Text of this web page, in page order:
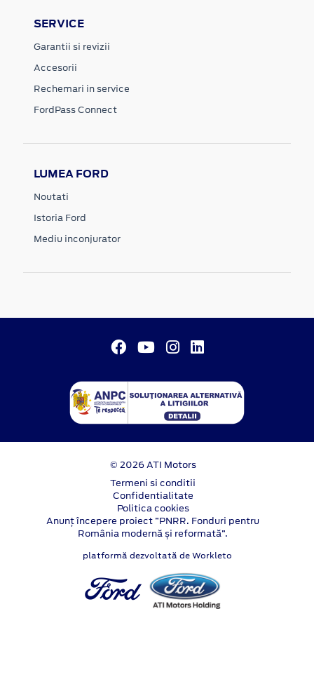
SERVICE
Garantii si revizii
Accesorii
Rechemari in service
FordPass Connect
LUMEA FORD
Noutati
Istoria Ford
Mediu inconjurator
© 2026 ATI Motors
Termeni si conditii
Confidentialitate
Politica cookies
Anunț începere proiect ”PNRR. Fonduri pentru
România modernă și reformată”.
platformă dezvoltată de Workleto